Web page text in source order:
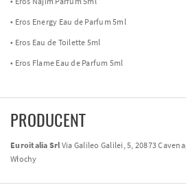
• Eros Energy Eau de Parfum 5ml
• Eros Eau de Toilette 5ml
• Eros Flame Eau de Parfum 5ml
PRODUCENT
Euroitalia Srl Via Galileo Galilei, 5, 20873
Włochy